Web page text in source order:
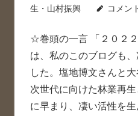
生・山村振興
コメン
☆巻頭の一言 「２０２
は、私のこのブログも
した。塩地博文さんと
次世代に向けた林業再
に早まり、凄い活性を